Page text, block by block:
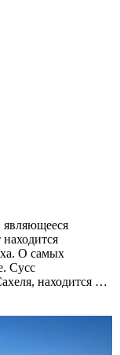
являющееся
О самых
Сусс
находится …